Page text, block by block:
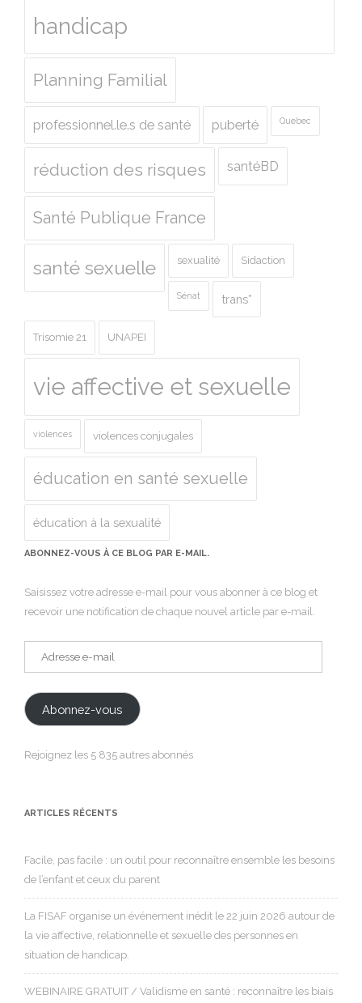
handicap
Planning Familial
professionnel.le.s de santé puberté Quebec
réduction des risques santéBD
Santé Publique France
santé sexuelle sexualité Sidaction
Sénat trans*
Trisomie 21 UNAPEI
vie affective et sexuelle
violences violences conjugales
éducation en santé sexuelle
éducation à la sexualité
ABONNEZ-VOUS À CE BLOG PAR E-MAIL.
Saisissez votre adresse e-mail pour vous abonner à ce blog et
recevoir une notification de chaque nouvel article par e-mail.
Abonnez-vous
Rejoignez les 5 835 autres abonnés
ARTICLES RÉCENTS
Facile, pas facile : un outil pour reconnaître ensemble les besoins
de l’enfant et ceux du parent
La FISAF organise un événement inédit le 22 juin 2026 autour de
la vie affective, relationnelle et sexuelle des personnes en
situation de handicap.
WEBINAIRE GRATUIT / Validisme en santé : reconnaître les biais